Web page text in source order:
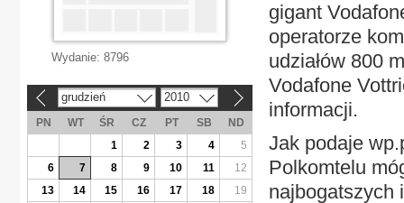
gigant
operatorze
udziałów 800
Vodafone
informacji.
Jak podaje
Polkomtelu
najbogatszych
Wydanie: 8796
grudzień 2010
PN WT ŚR CZ PT SB
ND
1
2 3 4
5
6
7 8 9 10 11
12
13
14 15 16 17 18
19